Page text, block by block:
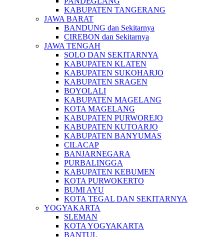
KABUPATEN TANGERANG
JAWA BARAT
BANDUNG dan Sekitarnya
CIREBON dan Sekitarnya
JAWA TENGAH
SOLO DAN SEKITARNYA
KABUPATEN KLATEN
KABUPATEN SUKOHARJO
KABUPATEN SRAGEN
BOYOLALI
KABUPATEN MAGELANG
KOTA MAGELANG
KABUPATEN PURWOREJO
KABUPATEN KUTOARJO
KABUPATEN BANYUMAS
CILACAP
BANJARNEGARA
PURBALINGGA
KABUPATEN KEBUMEN
KOTA PURWOKERTO
BUMI AYU
KOTA TEGAL DAN SEKITARNYA
YOGYAKARTA
SLEMAN
KOTA YOGYAKARTA
BANTUL